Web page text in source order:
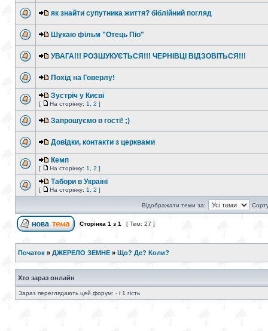
як знайти супутника життя? біблійний погляд
Шукаю фільм "Отець Піо"
УВАГА!!! РОЗШУКУЄТЬСЯ!!! ЧЕРНІВЦІ ВІДЗОВІТЬСЯ!!!
Похід на Говерлу!
Зустріч у Києві
[ На сторінку: 1 2 ]
Запрошуємо в гості! ;)
Довідки, контакти з церквами
Кемп
[ На сторінку: 1 2 ]
Табори в Україні
[ На сторінку: 1 2 ]
Відображати теми за:
Сторінка 1 з 1 [ Тем: 27 ]
Початок » ДЖЕРЕЛО ЗЕМНЕ » Що? Де? Коли?
Хто зараз онлайн
Зараз переглядають цей форум: - і 1 гість